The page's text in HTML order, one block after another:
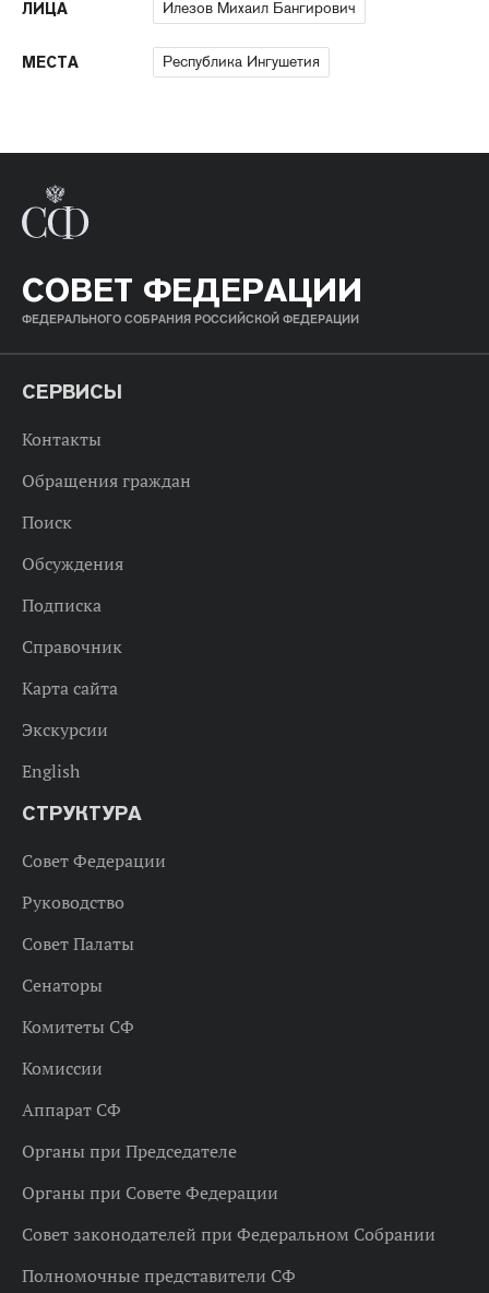
ЛИЦА Илезов Михаил Бангирович
МЕСТА Республика Ингушетия
СОВЕТ ФЕДЕРАЦИИ
ФЕДЕРАЛЬНОГО СОБРАНИЯ РОССИЙСКОЙ ФЕДЕРАЦИИ
СЕРВИСЫ
Контакты
Обращения граждан
Поиск
Обсуждения
Подписка
Справочник
Карта сайта
Экскурсии
English
СТРУКТУРА
Совет Федерации
Руководство
Совет Палаты
Сенаторы
Комитеты СФ
Комиссии
Аппарат СФ
Органы при Председателе
Органы при Совете Федерации
Совет законодателей при Федеральном Собрании
Полномочные представители СФ